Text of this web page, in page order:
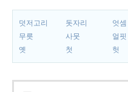
덧저고리 돗자리 엇셈
무릇
사뭇 얼핏
옛
첫 헛